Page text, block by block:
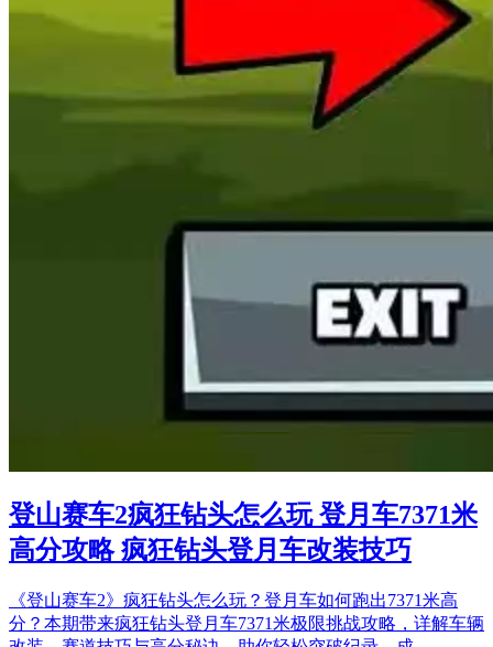
登山赛车2疯狂钻头怎么玩 登月车7371米
高分攻略 疯狂钻头登月车改装技巧
《登山赛车2》疯狂钻头怎么玩？登月车如何跑出7371米高
分？本期带来疯狂钻头登月车7371米极限挑战攻略，详解车辆